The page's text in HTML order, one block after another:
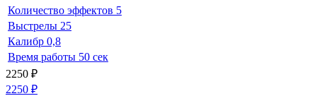
Количество эффектов 5
Выстрелы 25
Калибр 0,8
Время работы 50 сек
2250 ₽
2250 ₽